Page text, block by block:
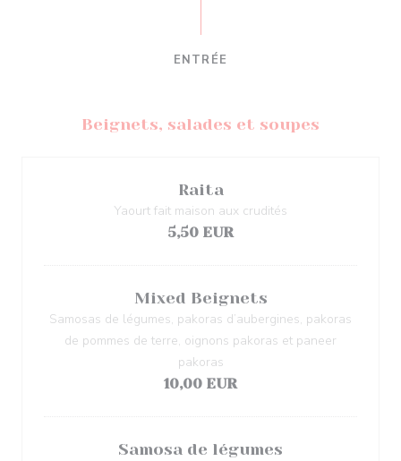
ENTRÉE
Beignets, salades et soupes
Raita
Yaourt fait maison aux crudités
5,50 EUR
Mixed Beignets
Samosas de légumes, pakoras d’aubergines, pakoras
de pommes de terre, oignons pakoras et paneer
pakoras
10,00 EUR
Samosa de légumes